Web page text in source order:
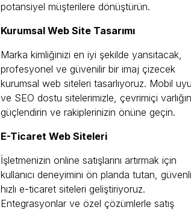
potansiyel müşterilere dönüştürün.
Kurumsal Web Site Tasarımı
Marka kimliğinizi en iyi şekilde yansıtacak,
profesyonel ve güvenilir bir imaj çizecek
kurumsal web siteleri tasarlıyoruz. Mobil
ve SEO dostu sitelerimizle, çevrimiçi
güçlendirin ve rakiplerinizin önüne geçin.
E-Ticaret Web Siteleri
İşletmenizin online satışlarını artırmak için
kullanıcı deneyimini ön planda tutan,
hızlı e-ticaret siteleri geliştiriyoruz.
Entegrasyonlar ve özel çözümlerle satış